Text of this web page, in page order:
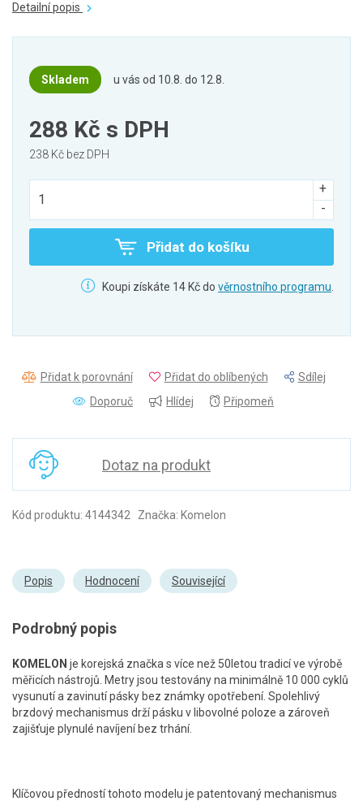
Detailní popis
Skladem u vás od 10.8. do 12.8.
288 Kč s DPH
238 Kč bez DPH
Přidat do košíku
Koupi získáte 14 Kč do věrnostního programu
Přidat k porovnání Přidat do oblíbených
Sdílej
Doporuč
Hlídej Připomeň
Dotaz na produkt
Kód produktu: 4144342 Značka: Komelon
Popis Hodnocení Související
Podrobný popis
KOMELON je korejská značka s více než 50letou tradicí ve výrobě
měřicích nástrojů. Metry jsou testovány na minimálně 10 000 cyklů
vysunutí a zavinutí pásky bez známky opotřebení. Spolehlivý
brzdový mechanismus drží pásku v libovolné poloze a zároveň
zajišťuje plynulé navíjení bez trhání.
Klíčovou předností tohoto modelu je patentovaný mechanismus